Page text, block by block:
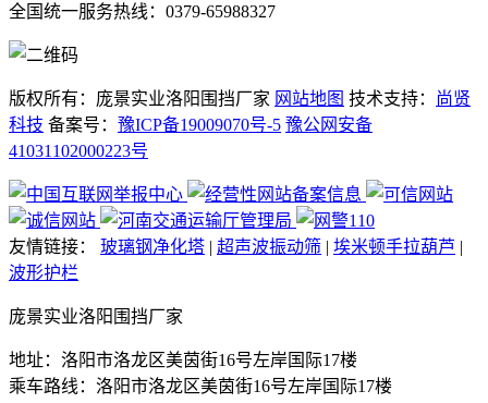
全国统一服务热线：0379-65988327
版权所有：庞景实业洛阳围挡厂家 网站地图 技术支持：
尚贤
科技 备案号： 豫ICP备19009070号-5 豫公网安备
41031102000223号
友情链接： 玻璃钢净化塔 | 超声波振动筛 | 埃米顿手拉葫芦 |
波形护栏
庞景实业洛阳围挡厂家
地址：洛阳市洛龙区美茵街16号左岸国际17楼
乘车路线：洛阳市洛龙区美茵街16号左岸国际17楼